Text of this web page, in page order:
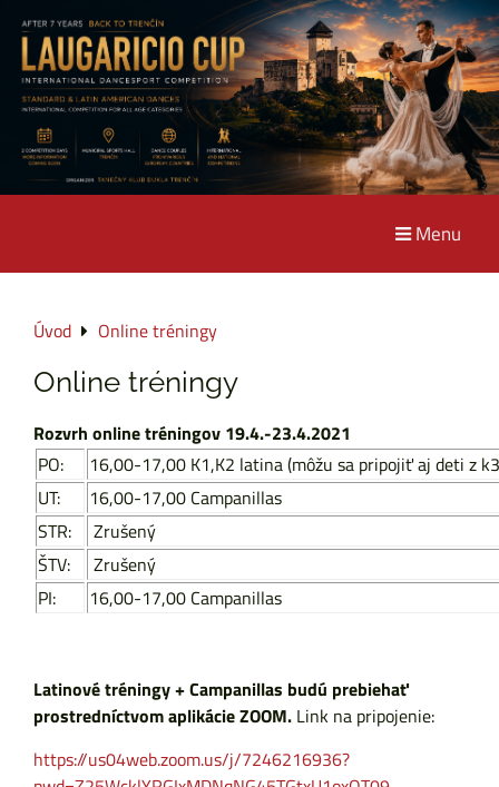
Menu
Úvod Online tréningy
Online tréningy
Rozvrh online tréningov 19.4.-23.4.2021
PO:
16,00-17,00 K1,K2 latina (môžu sa pripojiť aj deti z
UT:
16,00-17,00 Campanillas
STR:
Zrušený
ŠTV:
Zrušený
PI:
16,00-17,00 Campanillas
Latinové tréningy + Campanillas budú prebiehať
prostredníctvom aplikácie ZOOM. Link na pripojenie:
https://us04web.zoom.us/j/7246216936?